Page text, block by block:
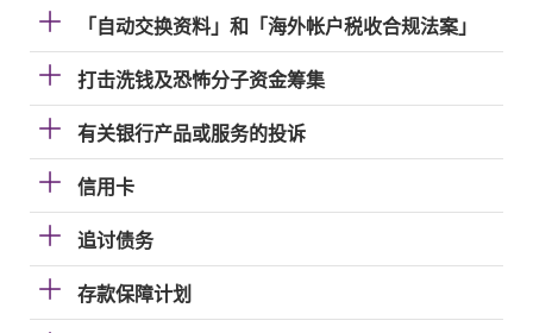
「自动交换资料」和「海外帐户税收合规法案」
打击洗钱及恐怖分子资金筹集
有关银行产品或服务的投诉
信用卡
追讨债务
存款保障计划